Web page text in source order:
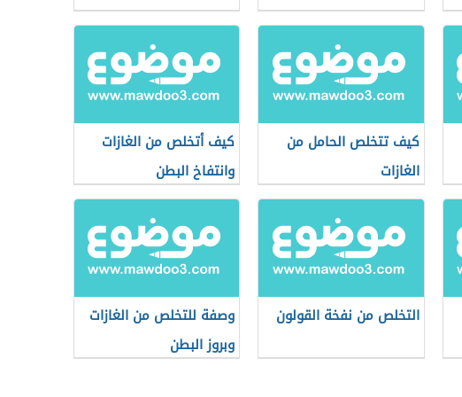
كيف تتخلص الحامل من
الغازات
كيف أتخلص من الغازات
وانتفاخ البطن
التخلص من نفخة القولون
وصفة للتخلص من الغازات
وبروز البطن